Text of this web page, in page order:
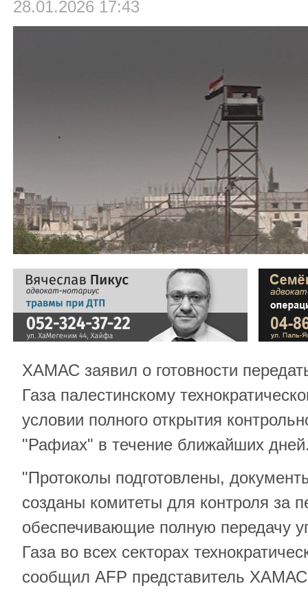
28.01.2026 17:43
ХАМАС заявил о готовности
Газа палестинскому
условии полного открытия
"Рафиах" в течение ближайших
"Протоколы подготовлены,
созданы комитеты для контроля за
обеспечивающие полную передачу
Газа во всех секторах
сообщил AFP представитель